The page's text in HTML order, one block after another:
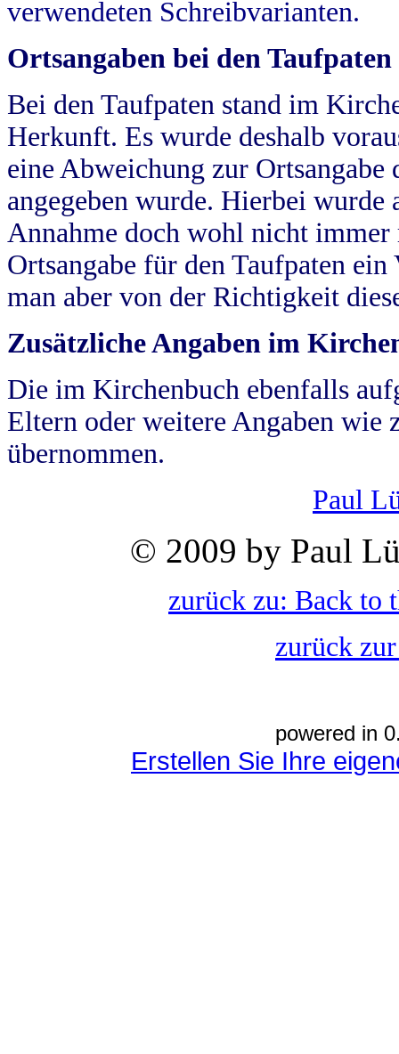
verwendeten Schreibvarianten.
Ortsangaben bei den Taufpaten
Bei den Taufpaten stand im
Herkunft. Es wurde deshalb
eine Abweichung zur
angegeben wurde. Hierbei wurde
Annahme doch wohl nicht
Ortsangabe für den Taufpaten
man aber von der Richtigkeit
Zusätzliche Angaben im
Die im Kirchenbuch ebenfalls
Eltern oder weitere Angaben wie
übernommen.
Paul
© 2009 by Paul
zurück zu: Back to
zurück
powered in
Erstellen Sie Ihre